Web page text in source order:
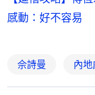
感動：好不容易
佘詩曼 內